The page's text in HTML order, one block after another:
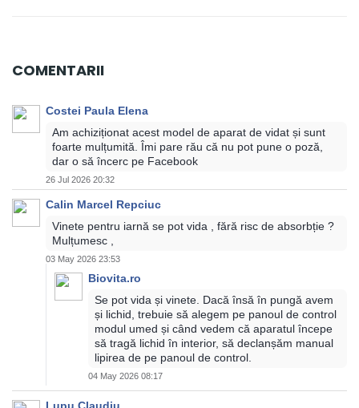
COMENTARII
Costei Paula Elena
Am achiziționat acest model de aparat de vidat și sunt
foarte mulțumită. Îmi pare rău că nu pot pune o poză,
dar o să încerc pe Facebook
26 Jul 2026 20:32
Calin Marcel Repciuc
Vinete pentru iarnă se pot vida , fără risc de absorbție ?
Mulțumesc ,
03 May 2026 23:53
Biovita.ro
Se pot vida și vinete. Dacă însă în pungă avem
și lichid, trebuie să alegem pe panoul de control
modul umed și când vedem că aparatul începe
să tragă lichid în interior, să declanșăm manual
lipirea de pe panoul de control.
04 May 2026 08:17